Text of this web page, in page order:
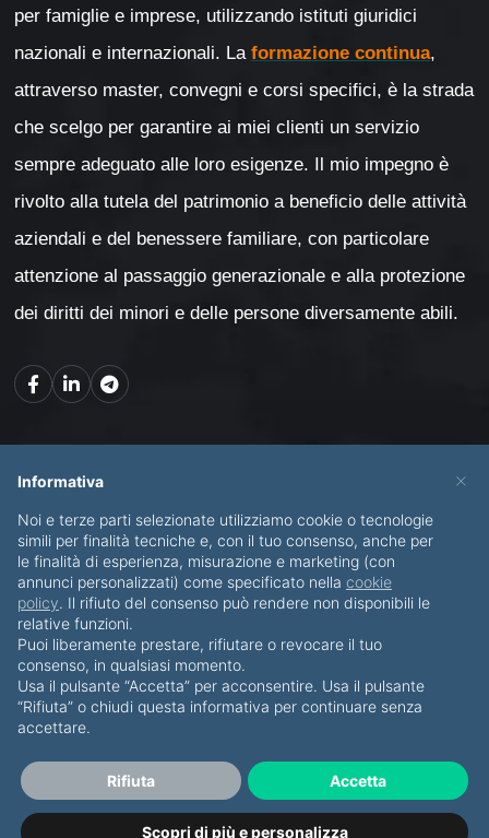
per famiglie e imprese, utilizzando istituti giuridici
nazionali e internazionali. La formazione continua,
attraverso master, convegni e corsi specifici, è la strada
che scelgo per garantire ai miei clienti un servizio
sempre adeguato alle loro esigenze. Il mio impegno è
rivolto alla tutela del patrimonio a beneficio delle attività
aziendali e del benessere familiare, con particolare
attenzione al passaggio generazionale e alla protezione
dei diritti dei minori e delle persone diversamente abili.
CHI SONO SERVIZI
BLOG CONTATTI
© Copyright 2012-2026 Piero Di Bello & Partners
Tutti i diritti riservati
P.IVA IT07911820723
Sviluppato da Namea.it
×
Informativa
Noi e terze parti selezionate utilizziamo cookie o tecnologie
simili per finalità tecniche e, con il tuo consenso, anche per
le finalità di esperienza, misurazione e marketing (con
annunci personalizzati) come specificato nella cookie
policy. Il rifiuto del consenso può rendere non disponibili le
relative funzioni.
Puoi liberamente prestare, rifiutare o revocare il tuo
consenso, in qualsiasi momento.
Usa il pulsante “Accetta” per acconsentire. Usa il pulsante
“Rifiuta” o chiudi questa informativa per continuare senza
accettare.
Scopri di più e personalizza
Rifiuta Accetta